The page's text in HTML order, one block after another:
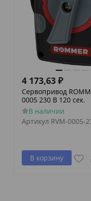
4 173,63 ₽
Сервопривод
0005 230 В 120 сек.
В наличии
Артикул RVM-0005-
В корзину